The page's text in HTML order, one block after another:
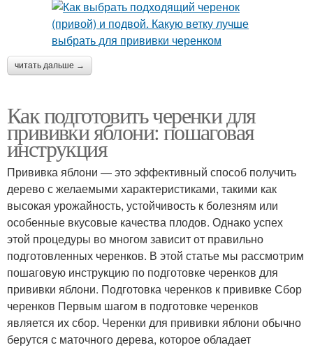
читать дальше →
Как подготовить черенки для
прививки яблони: пошаговая
инструкция
Прививка яблони — это эффективный способ получить
дерево с желаемыми характеристиками, такими как
высокая урожайность, устойчивость к болезням или
особенные вкусовые качества плодов. Однако успех
этой процедуры во многом зависит от правильно
подготовленных черенков. В этой статье мы рассмотрим
пошаговую инструкцию по подготовке черенков для
прививки яблони. Подготовка черенков к прививке Сбор
черенков Первым шагом в подготовке черенков
является их сбор. Черенки для прививки яблони обычно
берутся с маточного дерева, которое обладает